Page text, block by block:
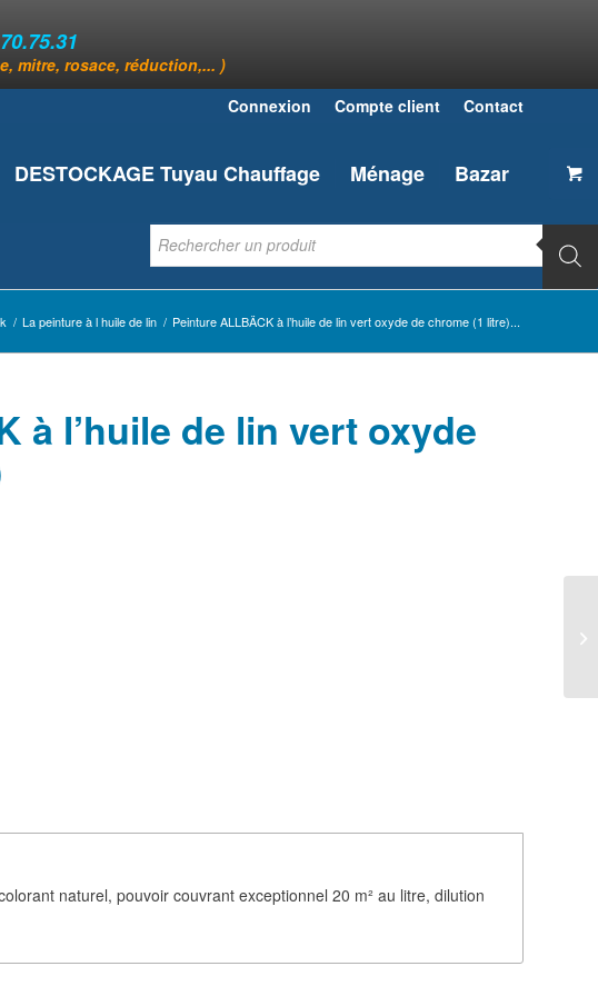
mitre, rosace, réduction,... )
Connexion
Compte client Contact
DESTOCKAGE Tuyau Chauffage Ménage Bazar
/ La peinture à l huile de lin / Peinture ALLBÄCK à l’huile de lin vert oxyde de chrome (1 litre)...
à l’huile de lin vert oxyde
naturel, pouvoir couvrant exceptionnel 20 m² au litre, dilution